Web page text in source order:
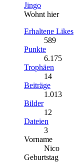
Jingo
Wohnt hier
Erhaltene Likes
589
Punkte
6.175
Trophäen
14
Beiträge
1.013
Bilder
12
Dateien
3
Vorname
Nico
Geburtstag